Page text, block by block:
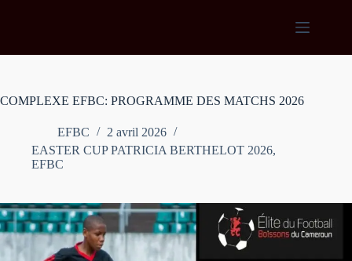
COMPLEXE EFBC: PROGRAMME DES MATCHS 2026
EFBC
2 avril 2026
EASTER CUP PATRICIA BERTHELOT 2026,
EFBC